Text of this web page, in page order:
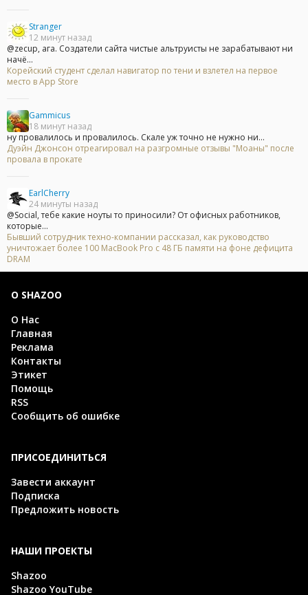
Stranger
12 минут назад
@zecup, ага. Создатели сайта чистые альтруисты не зарабатывают ни
начё...
Корейский студент сделал навигатор по тени и взлетел на первое
место в App Store
Gammicus
18 минут назад
ну провалилось и провалилось. Скале уж точно не нужно ни...
Дуэйн Джонсон отреагировал на разгромные отзывы "Моаны" после
провала в прокате
EarlCherry
24 минуты назад
@Social, тебе какие ноуты то приносили? От офисных работников,
которые...
Бывший сотрудник техно-компании рассказал, как руководство
уничтожает более 100 MacBook Pro с 48 ГБ памяти на фоне дефицита
DRAM
О SHAZOO
О Нас
Главная
Реклама
Контакты
Этикет
Помощь
RSS
Сообщить об ошибке
ПРИСОЕДИНИТЬСЯ
Завести аккаунт
Подписка
Предложить новость
НАШИ ПРОЕКТЫ
Shazoo
Shazoo YouTube